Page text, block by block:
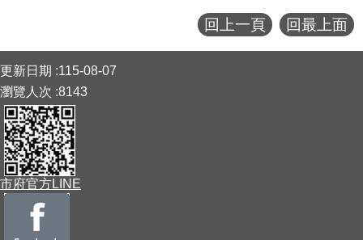
回上一頁 回最上面
更新日期
115-08-07
瀏覽人次 8143
市府官方LINE